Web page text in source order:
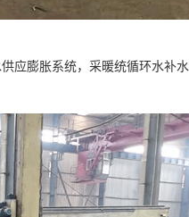
应膨胀系统，采暖统循环水补水